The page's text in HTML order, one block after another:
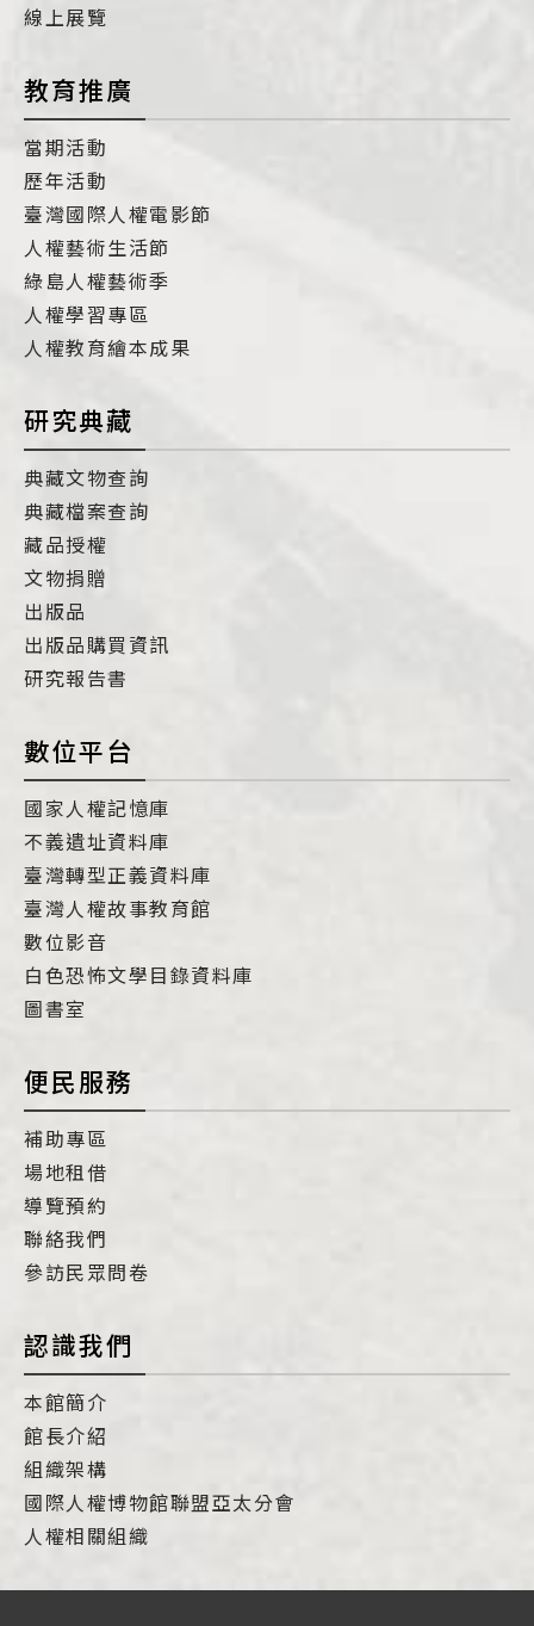
線上展覽
教育推廣
當期活動
歷年活動
臺灣國際人權電影節
人權藝術生活節
綠島人權藝術季
人權學習專區
人權教育繪本成果
研究典藏
典藏文物查詢
典藏檔案查詢
藏品授權
文物捐贈
出版品
出版品購買資訊
研究報告書
數位平台
國家人權記憶庫
不義遺址資料庫
臺灣轉型正義資料庫
臺灣人權故事教育館
數位影音
白色恐怖文學目錄資料庫
圖書室
便民服務
補助專區
場地租借
導覽預約
聯絡我們
參訪民眾問卷
認識我們
本館簡介
館長介紹
組織架構
國際人權博物館聯盟亞太分會
人權相關組織